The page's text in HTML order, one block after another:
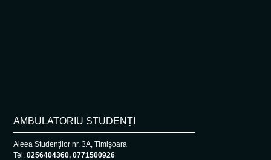
AMBULATORIU STUDENȚI
Aleea Studenţilor nr. 3A, Timișoara
Tel.0256404360, 0771500926